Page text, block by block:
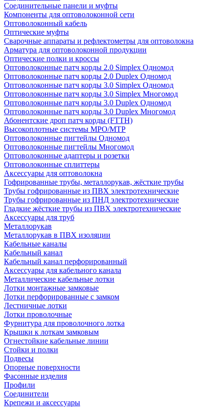
Соединительные панели и муфты
Компоненты для оптоволоконной сети
Оптоволоконный кабель
Оптические муфты
Сварочные аппараты и рефлектометры для оптоволокна
Арматура для оптоволоконной продукции
Оптические полки и кроссы
Оптоволоконные патч корды 2.0 Simplex Одномод
Оптоволоконные патч корды 2.0 Duplex Одномод
Оптоволоконные патч корды 3.0 Simplex Одномод
Оптоволоконные патч корды 3.0 Simplex Многомод
Оптоволоконные патч корды 3.0 Duplex Одномод
Оптоволоконные патч корды 3.0 Duplex Многомод
Абонентские дроп патч корды (FTTH)
Высокоплотные системы MPO/MTP
Оптоволоконные пигтейлы Одномод
Оптоволоконные пигтейлы Многомод
Оптоволоконные адаптеры и розетки
Оптоволоконные сплиттеры
Аксессуары для оптоволокна
Гофрированные трубы, металлорукав, жёсткие трубы
Трубы гофрированные из ПВХ электротехнические
Трубы гофрированные из ПНД электротехнические
Гладкие жёсткие трубы из ПВХ электротехнические
Аксессуары для труб
Металлорукав
Металлорукав в ПВХ изоляции
Кабельные каналы
Кабельный канал
Кабельный канал перфорированный
Аксессуары для кабельного канала
Металлические кабельные лотки
Лотки монтажные замковые
Лотки перфорированные с замком
Лестничные лотки
Лотки проволочные
Фурнитура для проволочного лотка
Крышки к лоткам замковым
Огнестойкие кабельные линии
Стойки и полки
Подвесы
Опорные поверхности
Фасонные изделия
Профили
Соединители
Крепежи и аксессуары